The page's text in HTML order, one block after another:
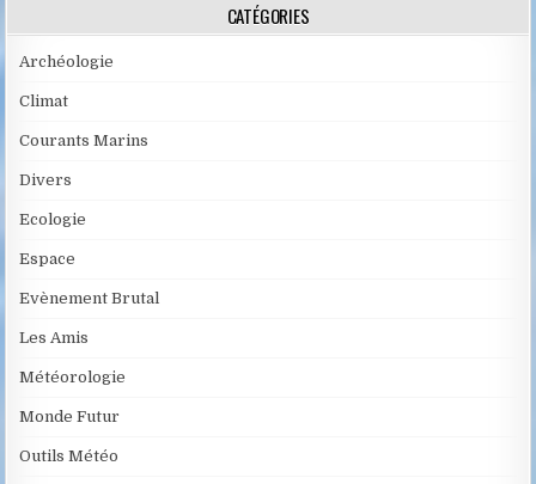
CATÉGORIES
Archéologie
Climat
Courants Marins
Divers
Ecologie
Espace
Evènement Brutal
Les Amis
Météorologie
Monde Futur
Outils Météo